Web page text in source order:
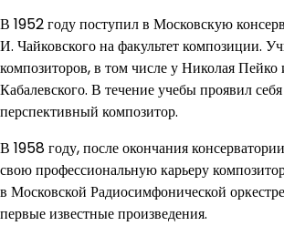
В 1952 году поступил в Московскую
И. Чайковского на факультет композиции.
композиторов, в том числе у Николая
Кабалевского. В течение учебы проявил
перспективный композитор.
В 1958 году, после окончания
свою профессиональную карьеру
в Московской Радиосимфонической
первые известные произведения.